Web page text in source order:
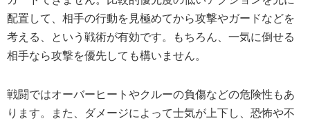
配置して、相手の行動を見極めてから攻撃やガードなどを
考える、という戦術が有効です。もちろん、一気に倒せる
相手なら攻撃を優先しても構いません。
戦闘ではオーバーヒートやクルーの負傷などの危険性もあ
ります。また、ダメージによって士気が上下し、恐怖や不